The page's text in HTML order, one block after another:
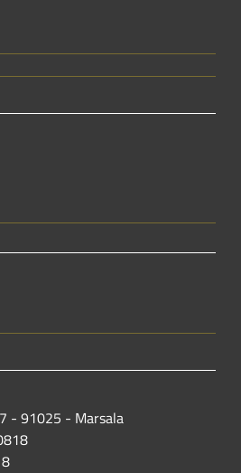
- 91025 - Marsala